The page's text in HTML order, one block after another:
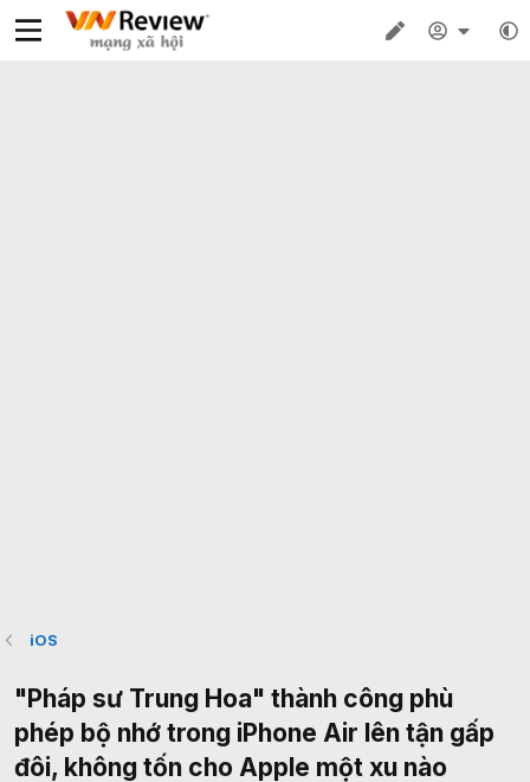
iOS
"Pháp sư Trung Hoa" thành công phù
phép bộ nhớ trong iPhone Air lên tận gấp
đôi, không tốn cho Apple một xu nào